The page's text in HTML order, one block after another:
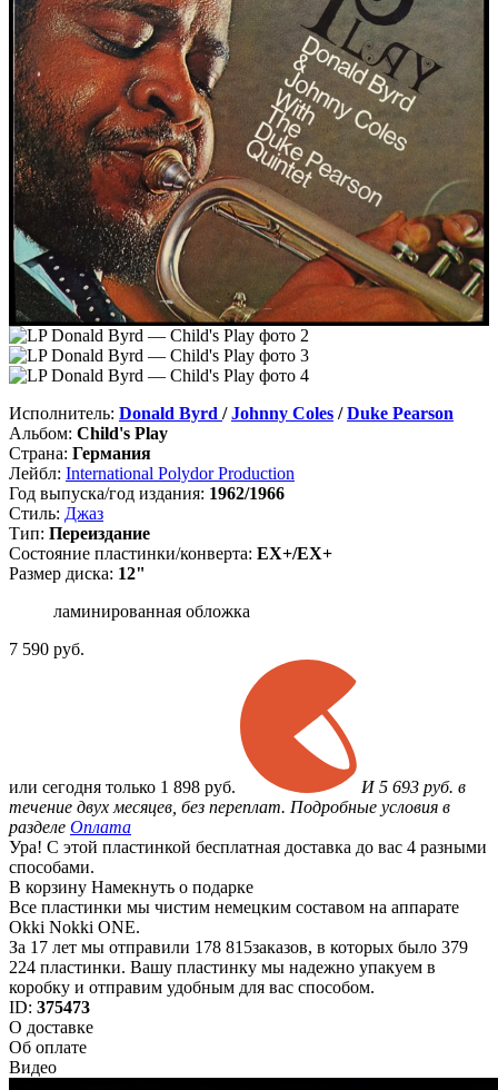
Исполнитель: Donald Byrd /Johnny Coles /Duke Pearson
Альбом: Child's Play
Страна: Германия
Лейбл: International Polydor Production
Год выпуска/год издания: 1962/1966
Стиль: Джаз
Тип: Переиздание
Состояние пластинки/конверта: EX+/EX+
Размер диска: 12"
ламинированная обложка
7 590 руб.
или сегодня только 1 898 руб.
И 5 693 руб. в
течение двух месяцев, без переплат. Подробные условия в
разделе Оплата
Ура! С этой пластинкой бесплатная доставка до вас 4 разными
способами.
В корзину Намекнуть о подарке
Все пластинки мы чистим немецким составом на аппарате
Okki Nokki ONE.
За 17 лет мы отправили 178 815заказов, в которых было 379
224 пластинки. Вашу пластинку мы надежно упакуем в
коробку и отправим удобным для вас способом.
ID: 375473
О доставке
Об оплате
Видео